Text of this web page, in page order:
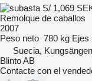
S/ 1,069
Remolque de caballos
2007
Peso neto 780 kg Ejes
Suecia, Kungsängen
Blinto AB
Contacte con el